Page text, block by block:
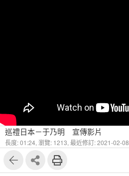
巡禮日本－于乃明 宣傳影片
長度: 01:24, 瀏覽: 1213, 最近修訂: 2021-02-08